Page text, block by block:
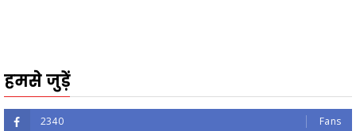
हमसे जुड़ें
2340 Fans